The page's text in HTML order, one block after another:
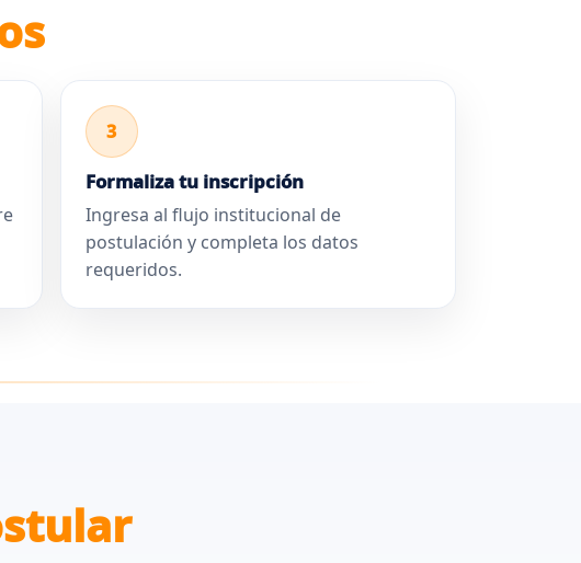
3
Formaliza tu inscripción
Ingresa al flujo institucional de
postulación y completa los datos
requeridos.